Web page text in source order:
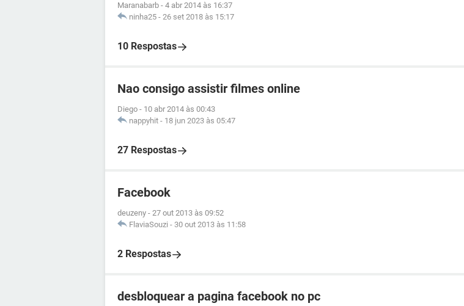
Maranabarb - 4 abr 2014 às 16:37
ninha25 - 26 set 2018 às 15:17
10 Respostas
Nao consigo assistir filmes online
Diego - 10 abr 2014 às 00:43
nappyhit - 18 jun 2023 às 05:47
27 Respostas
Facebook
deuzeny - 27 out 2013 às 09:52
FlaviaSouzi - 30 out 2013 às 11:58
2 Respostas
desbloquear a pagina facebook no pc